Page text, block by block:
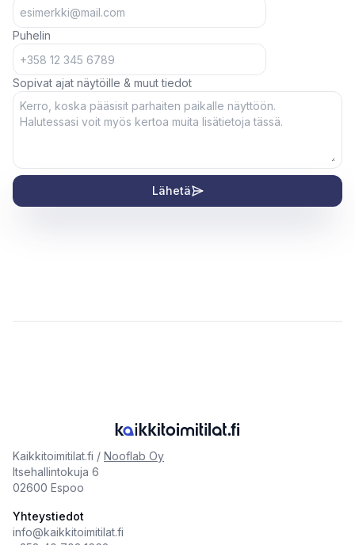
Puhelin
Sopivat ajat näytöille & muut tiedot
Lähetä
Kaikkitoimitilat.fi / Nooflab Oy
Itsehallintokuja 6
02600 Espoo
Yhteystiedot
info@kaikkitoimitilat.fi